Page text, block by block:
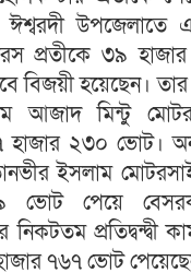
উপজেলাতে
প্রতীকে ৩৯
বিজয়ী হয়েছেন। তার
আজাদ মিন্টু
হাজার ২৩০ ভোট।
ইসলাম
ভোট পেয়ে
নিকটতম প্রতিদ্বন্দ্বী
৭৬৭ ভোট